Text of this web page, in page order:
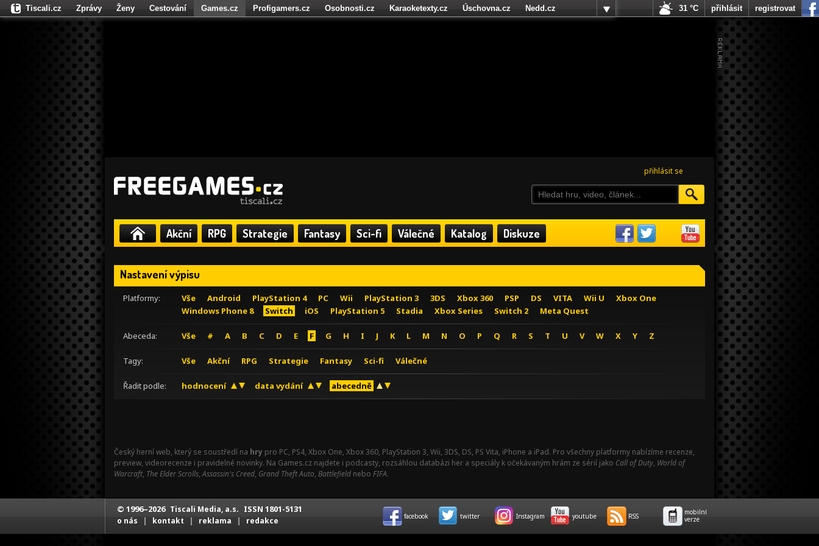
přihlásit se
Akční RPG Strategie Fantasy Sci-fi Válečné Katalog Diskuze
Nastavení výpisu
Platformy: Vše Android PlayStation 4 PC Wii PlayStation 3 3DS Xbox 360 PSP DS VITA Wii U
Xbox One
Windows Phone 8
Switch iOS PlayStation 5 Stadia Xbox Series Switch 2 Meta Quest
Abeceda: Vše # A B C D E F G H I J K L M N O P Q R S T U V W X Y Z
Tagy: Vše Akční RPG Strategie Fantasy Sci-fi Válečné
Řadit podle: hodnocení data vydání abecedně
Český herní web, který se soustředí na hry pro PC, PS4, Xbox One, Xbox 360, PlayStation 3, Wii, 3DS, DS, PS Vita, iPhone a iPad. Pro všechny platformy nabízíme recenze,
preview, videorecenze i pravidelné novinky. Na Games.cz najdete i podcasty, rozsáhlou databázi her a speciály k očekávaným hrám ze sérií jako Call of Duty, World of
Warcraft, The Elder Scrolls,Assassin's Creed, Grand Theft Auto, Battlefield nebo FIFA.
Tiscali.cz Zprávy Ženy Cestování Games.cz Profigamers.cz Osobnosti.cz Karaoketexty.cz Úschovna.cz
Nedd.cz
Fights.cz
31 °C přihlásit registrovat
© 1996–2026 Tiscali Media, a.s. ISSN 1801-5131
o nás | kontakt | reklama | redakce facebook twitter Instagram youtube RSS
mobilní
verze